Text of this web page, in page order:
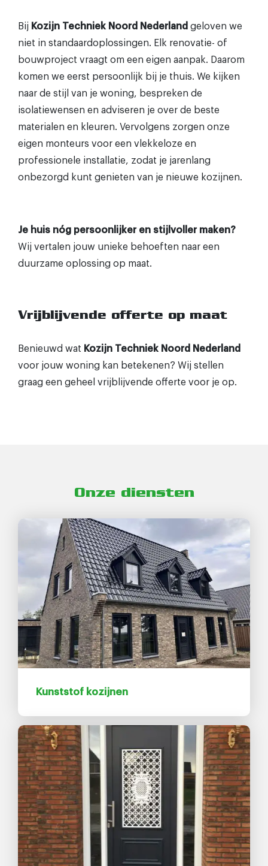
Bij Kozijn Techniek Noord Nederland geloven we
niet in standaardoplossingen. Elk renovatie- of
bouwproject vraagt om een eigen aanpak. Daarom
komen we eerst persoonlijk bij je thuis. We kijken
naar de stijl van je woning, bespreken de
isolatiewensen en adviseren je over de beste
materialen en kleuren. Vervolgens zorgen onze
eigen monteurs voor een vlekkeloze en
professionele installatie, zodat je jarenlang
onbezorgd kunt genieten van je nieuwe kozijnen.
Je huis nóg persoonlijker en stijlvoller maken?
Wij vertalen jouw unieke behoeften naar een
duurzame oplossing op maat.
Vrijblijvende offerte op maat
Benieuwd wat Kozijn Techniek Noord Nederland
voor jouw woning kan betekenen? Wij stellen
graag een geheel vrijblijvende offerte voor je op.
Onze diensten
Kunststof kozijnen